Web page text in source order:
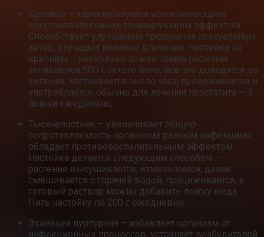
Крапива – характеризуется успокаивающим,
восстановительным, тонизирующим эффектом.
Способствует улучшению протекания сексуальных
актов, улучшает половое влечение. Настойка из
крапивы – несколько ложек семян растения
заливаются 500 г сухого вина, все это доводится до
кипения, настаивается около часа, процеживается и
употребляется, обычно для лечения простатита — 3
ложки ежедневно;
Тысячелистник – увеличивает общую
сопротивляемость организма разным инфекциям,
обладает противовоспалительным эффектом.
Настойка делается следующим способом –
растение высушивается, измельчается, далее
смешивается с горячей водой, процеживается, в
готовый раствор можно добавить ложку меда.
Пить настойку по 200 г ежедневно;
Эхинацея пурпурная – избавляет организм от
инфекционных процессов, устраняет возбудителей